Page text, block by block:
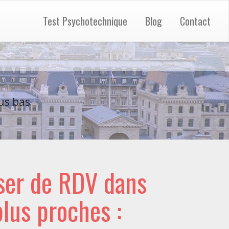
Test Psychotechnique Blog Contact
bas
de RDV dans
proches :